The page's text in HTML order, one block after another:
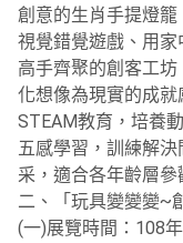
創意的生肖手提燈
視覺錯覺遊戲、用
高手齊聚的創客工
化想像為現實的成
STEAM教育，培養
五感學習，訓練解
采，適合各年齡層參
二、「玩具變變變~
(一)展覽時間：108